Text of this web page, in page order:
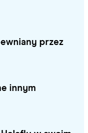
przez
innym